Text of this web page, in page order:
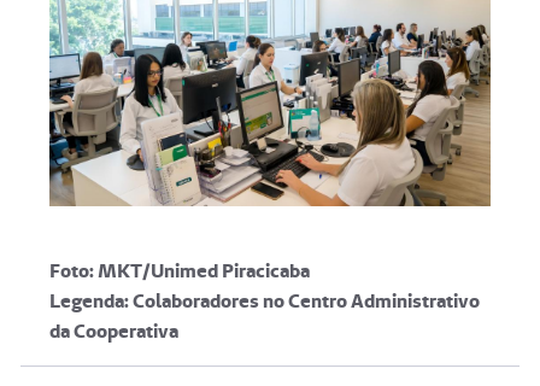
Foto: MKT/Unimed Piracicaba
Legenda: Colaboradores no Centro Administrativo
da Cooperativa